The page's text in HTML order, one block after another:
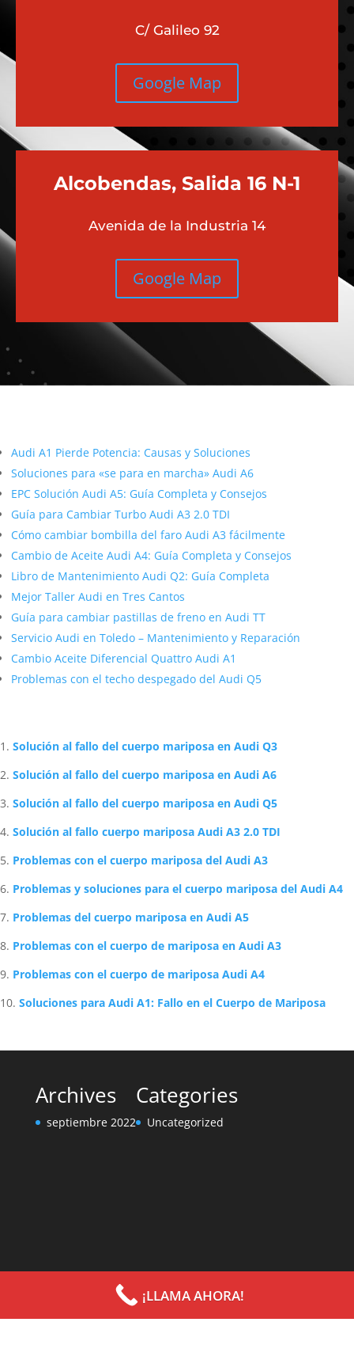
C/ Galileo 92
Google Map
Alcobendas, Salida 16 N-1
Avenida de la Industria 14
Google Map
Audi A1 Pierde Potencia: Causas y Soluciones
Soluciones para «se para en marcha» Audi A6
EPC Solución Audi A5: Guía Completa y Consejos
Guía para Cambiar Turbo Audi A3 2.0 TDI
Cómo cambiar bombilla del faro Audi A3 fácilmente
Cambio de Aceite Audi A4: Guía Completa y Consejos
Libro de Mantenimiento Audi Q2: Guía Completa
Mejor Taller Audi en Tres Cantos
Guía para cambiar pastillas de freno en Audi TT
Servicio Audi en Toledo – Mantenimiento y Reparación
Cambio Aceite Diferencial Quattro Audi A1
Problemas con el techo despegado del Audi Q5
Solución al fallo del cuerpo mariposa en Audi Q3
Solución al fallo del cuerpo mariposa en Audi A6
Solución al fallo del cuerpo mariposa en Audi Q5
Solución al fallo cuerpo mariposa Audi A3 2.0 TDI
Problemas con el cuerpo mariposa del Audi A3
Problemas y soluciones para el cuerpo mariposa del Audi A4
Problemas del cuerpo mariposa en Audi A5
Problemas con el cuerpo de mariposa en Audi A3
Problemas con el cuerpo de mariposa Audi A4
Soluciones para Audi A1: Fallo en el Cuerpo de Mariposa
Archives
septiembre 2022
Categories
Uncategorized
¡LLAMA AHORA!